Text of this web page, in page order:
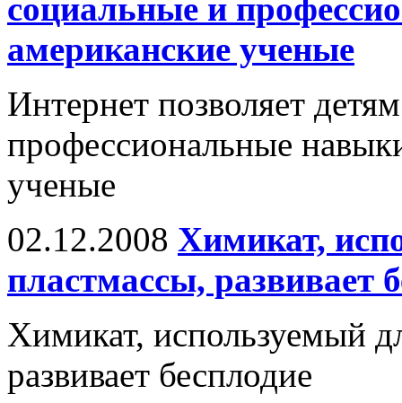
социальные и
американские ученые
Интернет позволяет
профессиональные
ученые
02.12.2008 Химикат,
пластмассы, развивает
Химикат, используемый
развивает бесплодие